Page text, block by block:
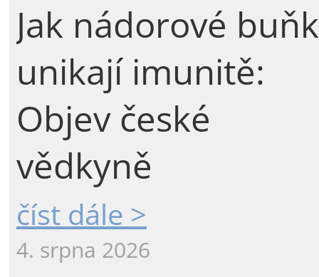
Jak nádorové
unikají imunitě:
Objev české
vědkyně
číst dále >
4. srpna 2026